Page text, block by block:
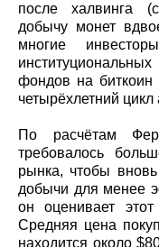
после халвинга
добычу монет
многие
фондов на биткоин
четырёхлетний цикл
По расчётам
требовалось
рынка, чтобы
добычи для менее
он оценивает
Средняя цена
находится около